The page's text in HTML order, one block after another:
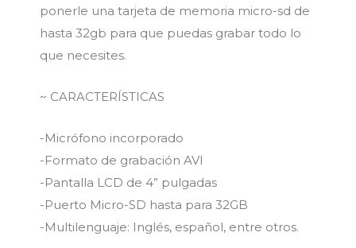
ponerle una tarjeta de memoria micro-sd de
hasta 32gb para que puedas grabar todo lo
que necesites.
~ CARACTERÍSTICAS
-Micrófono incorporado
-Formato de grabación AVI
-Pantalla LCD de 4” pulgadas
-Puerto Micro-SD hasta para 32GB
-Multilenguaje: Inglés, español, entre otros.